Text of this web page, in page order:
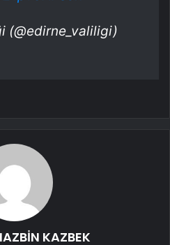
sonucu
(@edirne_valiligi)